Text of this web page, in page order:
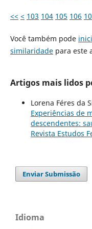
<< < 103 104 105 106
Você também pode
similaridadepara este
Artigos mais lidos
Lorena Féres da
Experiências de
descendentes:
Revista Estudos
Enviar Submissão
Idioma